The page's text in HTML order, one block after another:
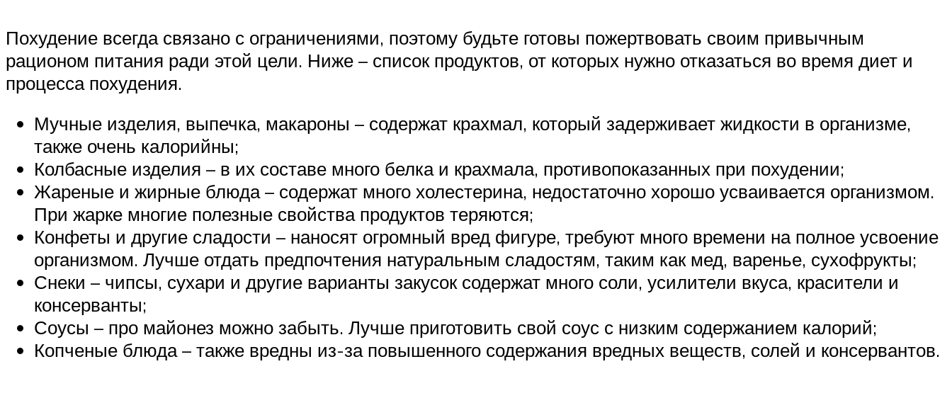
Похудение всегда связано с ограничениями, поэтому будьте готовы пожертвовать своим привычным
рационом питания ради этой цели. Ниже – список продуктов, от которых нужно отказаться во время диет и
процесса похудения.
Мучные изделия, выпечка, макароны – содержат крахмал, который задерживает жидкости в организме,
также очень калорийны;
Колбасные изделия – в их составе много белка и крахмала, противопоказанных при похудении;
Жареные и жирные блюда – содержат много холестерина, недостаточно хорошо усваивается организмом.
При жарке многие полезные свойства продуктов теряются;
Конфеты и другие сладости – наносят огромный вред фигуре, требуют много времени на полное усвоение
организмом. Лучше отдать предпочтения натуральным сладостям, таким как мед, варенье, сухофрукты;
Снеки – чипсы, сухари и другие варианты закусок содержат много соли, усилители вкуса, красители и
консерванты;
Соусы – про майонез можно забыть. Лучше приготовить свой соус с низким содержанием калорий;
Копченые блюда – также вредны из-за повышенного содержания вредных веществ, солей и консервантов.